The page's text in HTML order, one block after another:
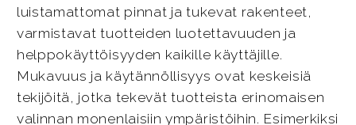
luistamattomat pinnat ja tukevat rakenteet,
varmistavat tuotteiden luotettavuuden ja
helppokäyttöisyyden kaikille käyttäjille.
Mukavuus ja käytännöllisyys ovat keskeisiä
tekijöitä, jotka tekevät tuotteista erinomaisen
valinnan monenlaisiin ympäristöihin. Esimerkiksi